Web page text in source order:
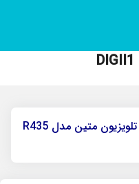
DIGII1
/ میز تلویزیون متین مدل R435